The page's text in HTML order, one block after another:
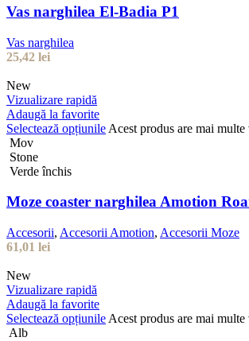
Vas narghilea El-Badia P1
Vas narghilea
25,42 lei
New
Vizualizare rapidă
Adaugă la favorite
Selectează opțiunile Acest produs are mai
Mov
Stone
Verde închis
Moze coaster narghilea Amotion
Accesorii, Accesorii Amotion, Accesorii Moze
61,01 lei
New
Vizualizare rapidă
Adaugă la favorite
Selectează opțiunile Acest produs are mai
Alb